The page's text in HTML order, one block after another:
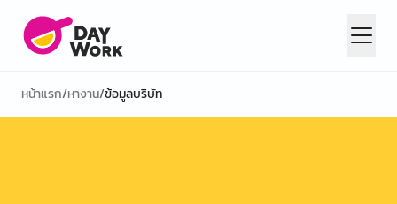
หน้าแรก/หางาน/ข้อมูลบริษัท